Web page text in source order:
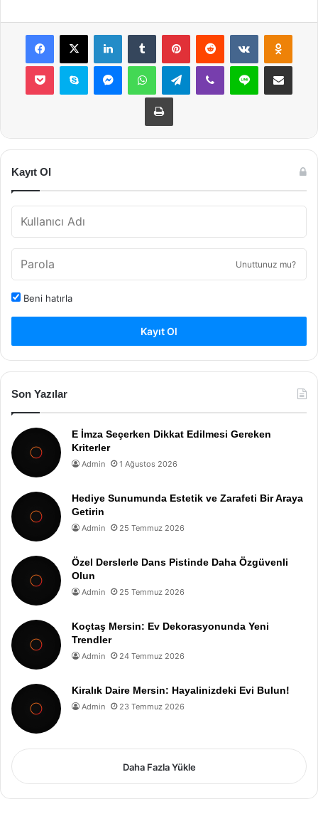
Facebook
X LinkedInTumblr PinterestReddit VKontakte
Pocket Skype MessengerWhatsAppTelegramViber Line E-Posta ile
Yazdır
Kayıt Ol
Unuttunuz mu?
Beni hatırla
Kayıt Ol
Son Yazılar
E İmza Seçerken Dikkat Edilmesi Gereken
Kriterler
Admin 1 Ağustos 2026
Hediye Sunumunda Estetik ve Zarafeti Bir Araya
Getirin
Admin 25 Temmuz 2026
Özel Derslerle Dans Pistinde Daha Özgüvenli
Olun
Admin 25 Temmuz 2026
Koçtaş Mersin: Ev Dekorasyonunda Yeni
Trendler
Admin 24 Temmuz 2026
Kiralık Daire Mersin: Hayalinizdeki Evi Bulun!
Admin 23 Temmuz 2026
Daha Fazla Yükle